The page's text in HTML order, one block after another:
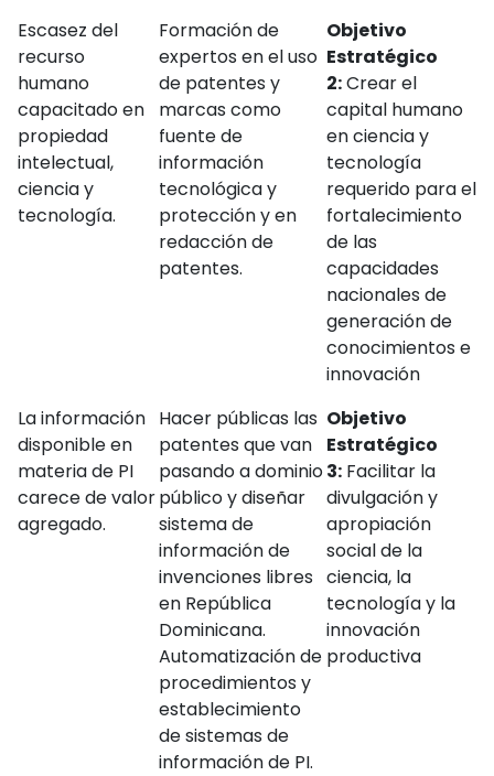
Escasez del
recurso
humano
capacitado en
propiedad
intelectual,
ciencia y
tecnología.
Formación de
expertos en el uso
de patentes y
marcas como
fuente de
información
tecnológica y
protección y en
redacción de
patentes.
Objetivo
Estratégico
2:Crear el
capital humano
en ciencia y
tecnología
requerido para el
fortalecimiento
de las
capacidades
nacionales de
generación de
conocimientos e
innovación
La información
disponible en
materia de PI
carece de valor
agregado.
Hacer públicas las
patentes que van
pasando a dominio
público y diseñar
sistema de
información de
invenciones libres
en República
Dominicana.
Automatización de
procedimientos y
establecimiento
de sistemas de
información de PI.
Objetivo
Estratégico
3: Facilitar la
divulgación y
apropiación
social de la
ciencia, la
tecnología y la
innovación
productiva